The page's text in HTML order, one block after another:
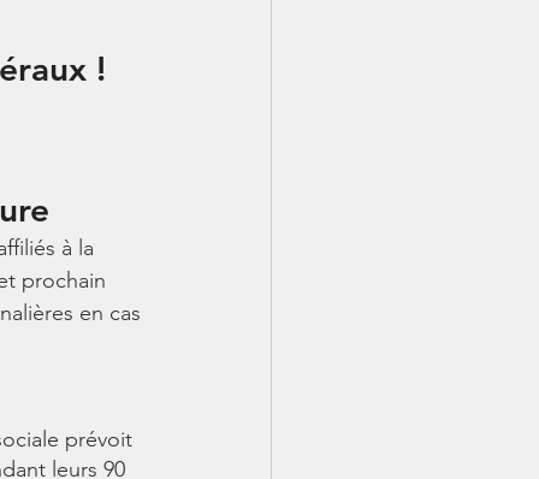
!
à la
prochain
en cas
prévoit
leurs 90